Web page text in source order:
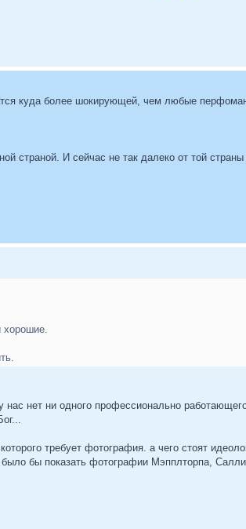
куда более шокирующей, чем любые
страной. И сейчас не так далеко от той
хорошие.
нет ни одного профессионально
требует фотография. а чего стоят
было бы показать фотографии Мэпплторпа,